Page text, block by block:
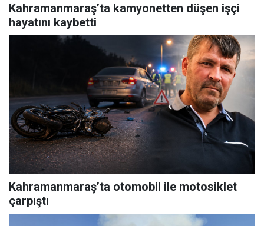
Kahramanmaraş’ta kamyonetten düşen işçi
hayatını kaybetti
Kahramanmaraş’ta otomobil ile motosiklet
çarpıştı